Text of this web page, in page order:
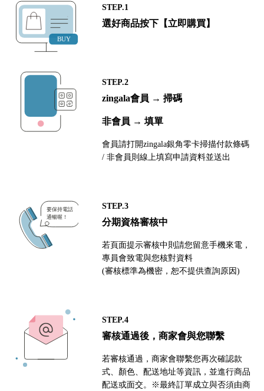
STEP.1
選好商品按下【立即購買】
STEP.2
zingala會員 → 掃碼
非會員 → 填單
會員請打開zingala銀角零卡掃描付款條碼
/ 非會員則線上填寫申請資料並送出
STEP.3
分期資格審核中
若頁面提示審核中則請您留意手機來電，
專員會致電與您核對資料
(審核標準為機密，恕不提供查詢原因)
STEP.4
審核通過後，商家會與您聯繫
若審核通過，商家會聯繫您再次確認款
式、顏色、配送地址等資訊，並進行商品
配送或面交。※最終訂單成立與否須由商